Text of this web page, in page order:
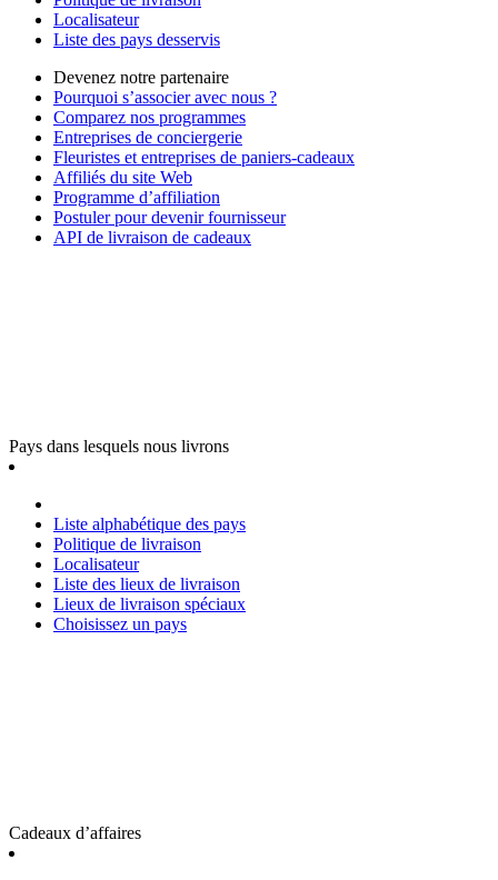
Localisateur
Liste des pays desservis
Devenez notre partenaire
Pourquoi s’associer avec nous ?
Comparez nos programmes
Entreprises de conciergerie
Fleuristes et entreprises de paniers-cadeaux
Affiliés du site Web
Programme d’affiliation
Postuler pour devenir fournisseur
API de livraison de cadeaux
Pays dans lesquels nous livrons
Liste alphabétique des pays
Politique de livraison
Localisateur
Liste des lieux de livraison
Lieux de livraison spéciaux
Choisissez un pays
Cadeaux d’affaires